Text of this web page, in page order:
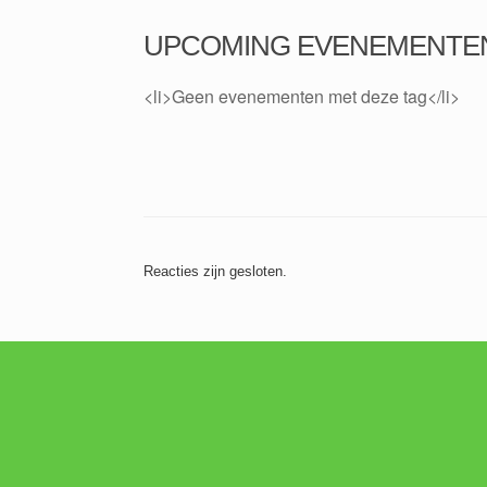
UPCOMING
<li>Geen evenementen met deze tag</li>
Reacties zijn gesloten.